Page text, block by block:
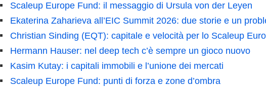
Scaleup Europe Fund: il messaggio di Ursula von der Leyen
Ekaterina Zaharieva all’EIC Summit 2026: due storie e un
Christian Sinding (EQT): capitale e velocità per lo Scaleup
Hermann Hauser: nel deep tech c’è sempre un gioco nuovo
Kasim Kutay: i capitali immobili e l’unione dei mercati
Scaleup Europe Fund: punti di forza e zone d’ombra